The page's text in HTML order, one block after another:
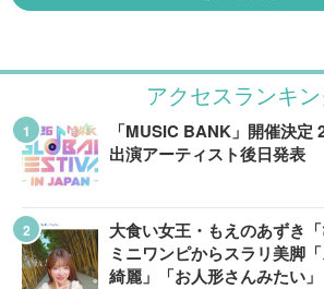
アクセスランキ
「MUSIC BANK」開催決定
出演アーティスト後日発表
大食い女王・もえのあずき
ミニワンピからスラリ美脚
綺麗」「お人形さんみたい」